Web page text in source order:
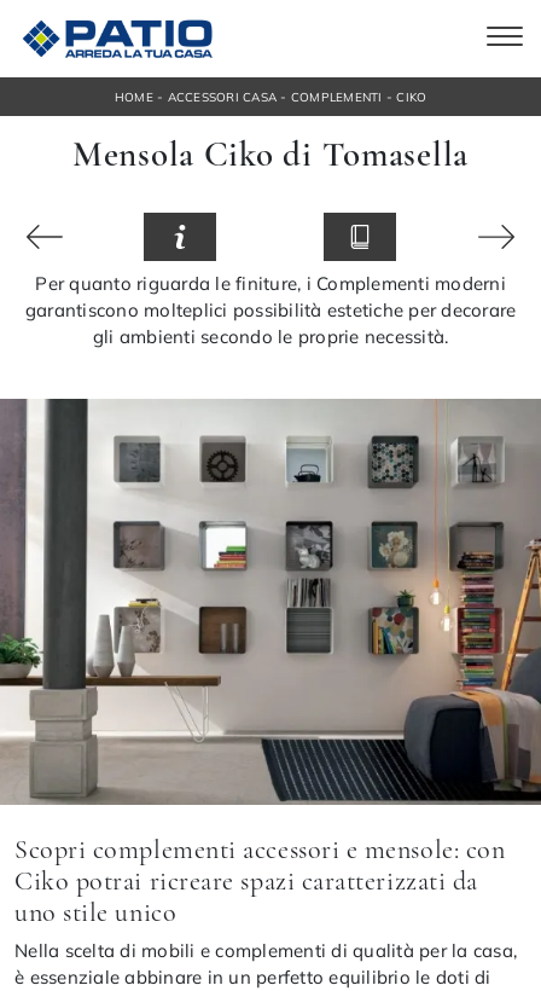
HOME- ACCESSORI CASA - COMPLEMENTI -CIKO
Mensola Ciko di Tomasella
Per quanto riguarda le finiture, i Complementi moderni
garantiscono molteplici possibilità estetiche per decorare
gli ambienti secondo le proprie necessità.
Scopri complementi accessori e mensole: con
Ciko potrai ricreare spazi caratterizzati da
uno stile unico
Nella scelta di mobili e complementi di qualità per la casa,
è essenziale abbinare in un perfetto equilibrio le doti di